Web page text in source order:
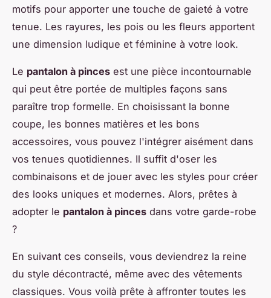
motifs pour apporter une touche de gaieté à votre
tenue. Les rayures, les pois ou les fleurs apportent
une dimension ludique et féminine à votre look.
Le pantalon à pinces est une pièce incontournable
qui peut être portée de multiples façons sans
paraître trop formelle. En choisissant la bonne
coupe, les bonnes matières et les bons
accessoires, vous pouvez l'intégrer aisément dans
vos tenues quotidiennes. Il suffit d'oser les
combinaisons et de jouer avec les styles pour créer
des looks uniques et modernes. Alors, prêtes à
adopter le pantalon à pinces dans votre garde-robe
?
En suivant ces conseils, vous deviendrez la reine
du style décontracté, même avec des vêtements
classiques. Vous voilà prête à affronter toutes les